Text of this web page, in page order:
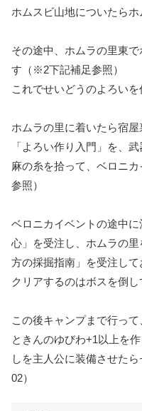
ホムスビ山地についたら
その途中、ホムラの里東で
す（※2下記補足参照）
これでせいどうのよろい
ホムラの里に着いたら宿
「よろい作り入門」
を、
麻の糸を拾って、ベロニ
参照）
ベロニカイベントの途中
心」を受注し、ホムラの
方の採掘指南」
を受注し
クリアするのはボスを倒
この後キャンプまで行って
ときんのゆびわ+1以上を
しを主人公に装備させた
02）